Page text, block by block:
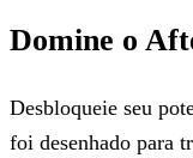
Domine o
Desbloqueie seu
foi desenhado para